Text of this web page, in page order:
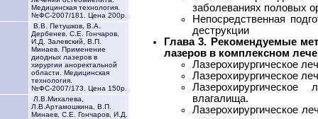
Медицинская технология.
№ФС-2007/181. Цена 200р.
В.В. Петушков, В.А.
Дербенев, С.Е. Гончаров,
И.Д. Залевский, В.П.
Минаев. Применение
диодных лазеров в
хирургии аноректальной
области. Медицинская
технология.
№ФС-2007/173. Цена 150р.
Л.В.Михалева,
Л.В.Артамошкина, В.П.
Минаев, С.Е. Гончаров, И.Д.
заболеваниях половых
Непосредственная
деструкции
Глава 3. Рекомендуемые
лазеров в комплексном
Лазерохирургическое
Лазерохирургическое
влагалища.
Лазерохирургическое